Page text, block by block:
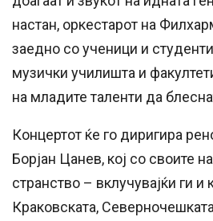
настан, оркестарот на
заедно со ученици и
музички училишта и
на младите таленти да
Концертот ќе го диригира
Борјан Цанев, кој со своите
странство – вклучувајќи ги и
Краковската,